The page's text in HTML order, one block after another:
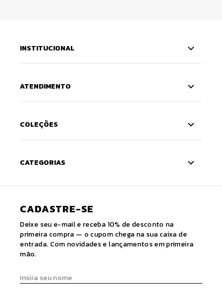
INSTITUCIONAL
ATENDIMENTO
COLEÇÕES
CATEGORIAS
CADASTRE-SE
Deixe seu e-mail e receba 10% de desconto na
primeira compra — o cupom chega na sua caixa de
entrada. Com novidades e lançamentos em primeira
mão.